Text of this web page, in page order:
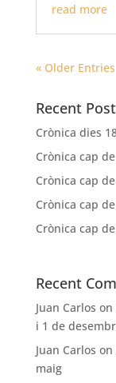
read more
« Older Entries
Recent
Crònica dies
Crònica cap
Crònica cap
Crònica cap
Crònica cap
Recent
Juan Carlos on
i 1 de
Juan Carlos on
maig